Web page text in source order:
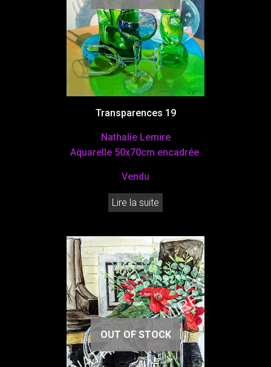
Transparences 19
Nathalie Lemire
Aquarelle 50x70cm encadrée
Vendu
Lire la suite
OUT OF STOCK